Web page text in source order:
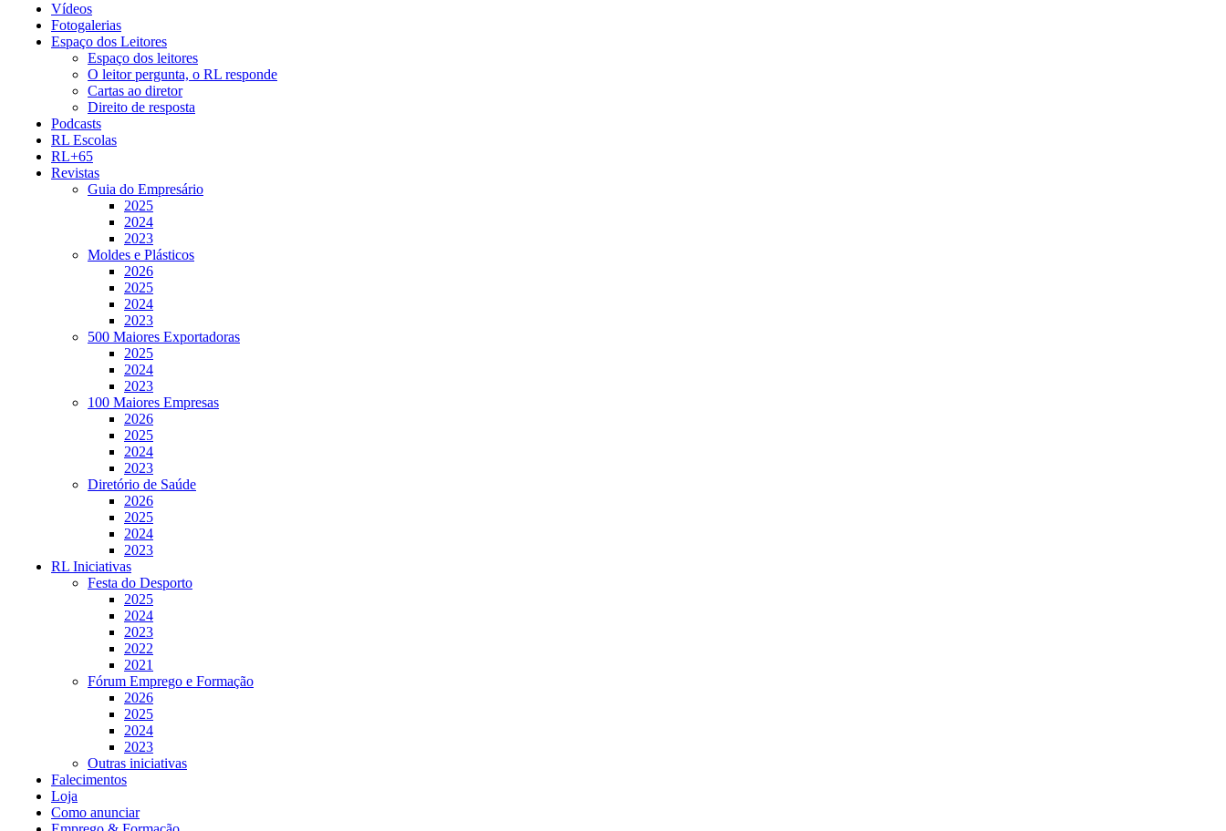
Vídeos
Fotogalerias
Espaço dos Leitores
Espaço dos leitores
O leitor pergunta, o RL responde
Cartas ao diretor
Direito de resposta
Podcasts
RL Escolas
RL+65
Revistas
Guia do Empresário
2025
2024
2023
Moldes e Plásticos
2026
2025
2024
2023
500 Maiores Exportadoras
2025
2024
2023
100 Maiores Empresas
2026
2025
2024
2023
Diretório de Saúde
2026
2025
2024
2023
RL Iniciativas
Festa do Desporto
2025
2024
2023
2022
2021
Fórum Emprego e Formação
2026
2025
2024
2023
Outras iniciativas
Falecimentos
Loja
Como anunciar